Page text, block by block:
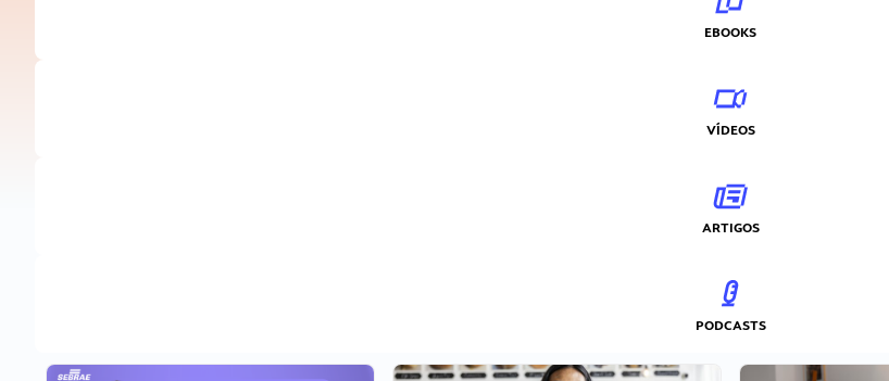
EBOOKS
VÍDEOS
ARTIGOS
PODCASTS